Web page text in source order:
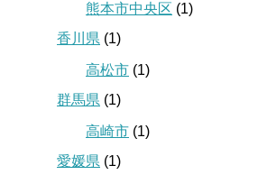
熊本市中央区 (1)
香川県 (1)
高松市 (1)
群馬県 (1)
高崎市 (1)
愛媛県 (1)